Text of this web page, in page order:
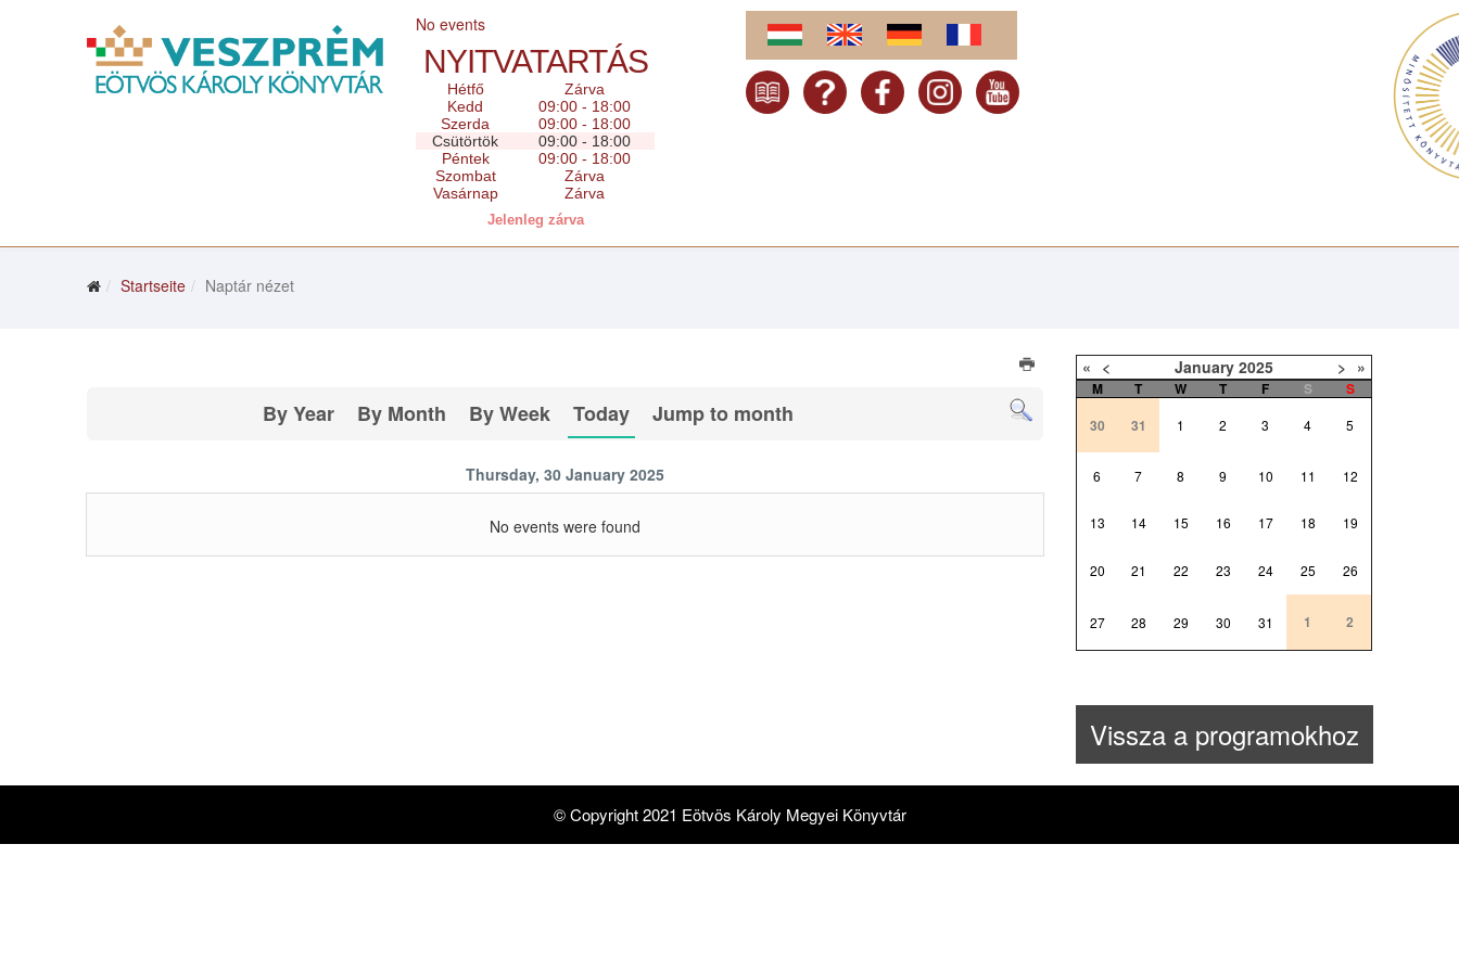
No events
NYITVATARTÁS
Hétfő
Zárva
Kedd
09:00 - 18:00
Szerda
09:00 - 18:00
Csütörtök
09:00 - 18:00
Péntek
09:00 - 18:00
Szombat
Zárva
Vasárnap
Zárva
Jelenleg zárva
Startseite Naptár nézet
By Year By Month By Week Today Jump to month
Thursday, 30 January 2025
No events were found
« < January 2025 > »
M T W T F S
S
30
31 1 2 3 4 5
6 7 8 9 10 11 12
13 14 15 16 17 18 19
20 21 22 23 24 25 26
27 28 29 30 31 1 2
Vissza a programokhoz
© Copyright 2021 Eötvös Károly Megyei Könyvtár